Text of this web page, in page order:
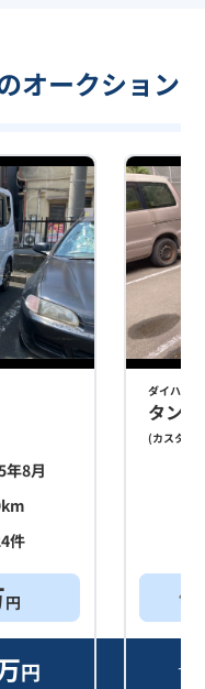
オークション
年8月
km
件
円
円
ダイハツ
タント
(カスタム
他
セ